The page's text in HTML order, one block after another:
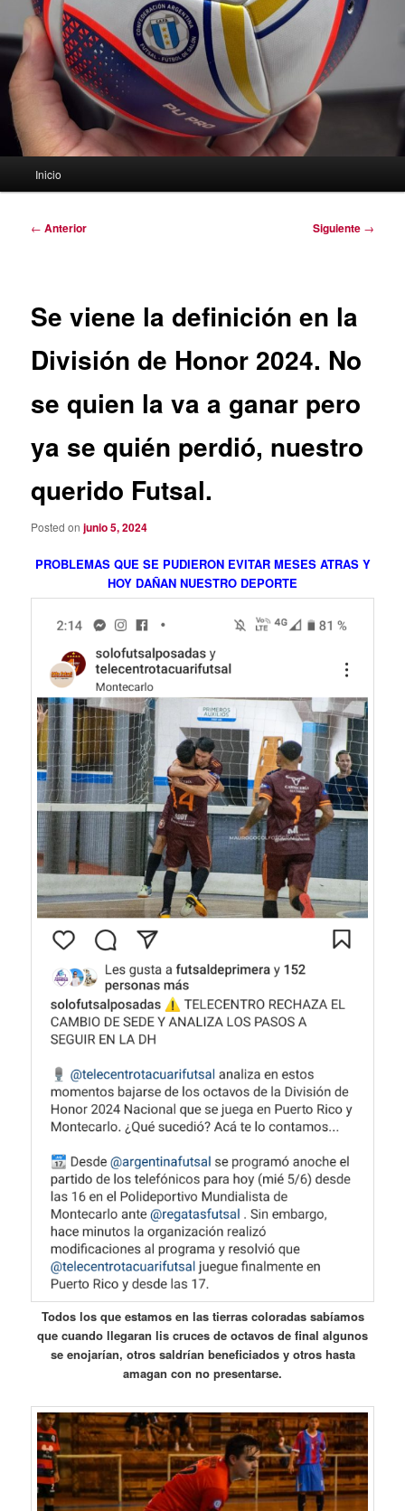
Inicio
Navegación
← Anterior Siguiente →
Se viene la definición en la
División de Honor 2024. No
se quien la va a ganar pero
ya se quién perdió, nuestro
querido Futsal.
Posted onjunio 5, 2024
PROBLEMAS QUE SE PUDIERON EVITAR MESES ATRAS Y
HOY DAÑAN NUESTRO DEPORTE
Todos los que estamos en las tierras coloradas sabíamos
que cuando llegaran lis cruces de octavos de final algunos
se enojarían, otros saldrían beneficiados y otros hasta
amagan con no presentarse.